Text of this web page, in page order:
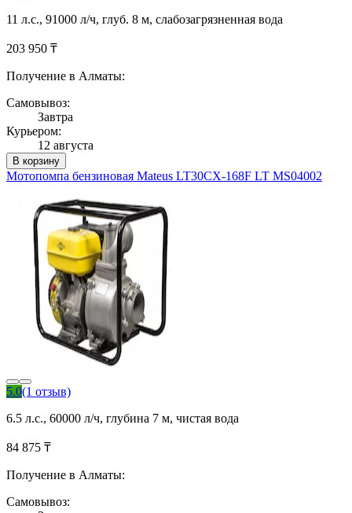
11 л.с., 91000 л/ч, глуб. 8 м, слабозагрязненная вода
203 950 ₸
Получение в Алматы:
Самовывоз:
Завтра
Курьером:
12 августа
В корзину
Мотопомпа бензиновая Mateus LT30CX-168F LT MS04002
5.0(1 отзыв)
6.5 л.с., 60000 л/ч, глубина 7 м, чистая вода
84 875 ₸
Получение в Алматы:
Самовывоз: